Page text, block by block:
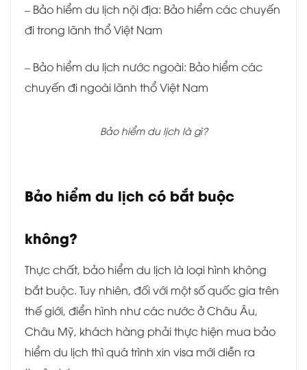
– Bảo hiểm du lịch nội địa: Bảo hiểm các chuyến
đi trong lãnh thổ Việt Nam
– Bảo hiểm du lịch nước ngoài: Bảo hiểm các
chuyến đi ngoài lãnh thổ Việt Nam
Bảo hiểm du lịch là gì?
Bảo hiểm du lịch có bắt buộc
không?
Thực chất, bảo hiểm du lịch là loại hình không
bắt buộc. Tuy nhiên, đối với một số quốc gia trên
thế giới, điển hình như các nước ở Châu Âu,
Châu Mỹ, khách hàng phải thực hiện mua bảo
hiểm du lịch thì quá trình xin visa mới diễn ra